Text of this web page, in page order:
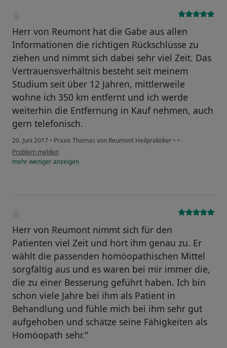
Herr von Reumont hat die Gabe aus allen
Informationen die richtigen Rückschlüsse zu
ziehen und nimmt sich dabei sehr viel Zeit. Das
Vertrauensverhältnis besteht seit meinem
Studium seit über 12 Jahren, mittlerweile
wohne ich 350 km entfernt und ich werde
weiterhin die Entfernung in Kauf nehmen, auch
gern telefonisch.
20. Juni 2017 • Praxis Thomas von Reumont Heilpraktiker • •
Problem melden
mehrwenigeranzeigen
Herr von Reumont nimmt sich für den
Patienten viel Zeit und hört ihm genau zu. Er
wählt die passenden homöopathischen Mittel
sorgfältig aus und es waren bei mir immer die,
die zu einer Besserung geführt haben. Ich bin
schon viele Jahre bei ihm als Patient in
Behandlung und fühle mich bei ihm sehr gut
aufgehoben und schätze seine Fähigkeiten als
Homöopath sehr."